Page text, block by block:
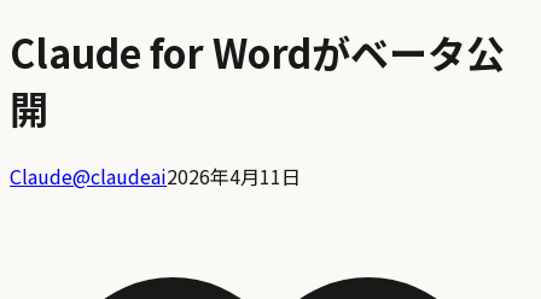
Claude for Wordがベータ公
開
Claude@claudeai2026年4月11日